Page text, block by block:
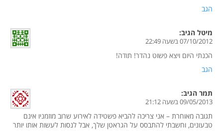
הגב
מיטל הגיב:
07/10/2012 בשעה 22:49
הכנתי היום ויצא פשוט נהדר! תודה!
הגב
תמר הגיב:
09/05/2013 בשעה 21:12
תגובה מאוחרת – אני צריכה להביא פשטידה לאירוע שרוב מוזמניו אינם
טבעונים, וחשבתי להתבסס על הגראטן שלך, אבל לנסות לעשות אותו יותר